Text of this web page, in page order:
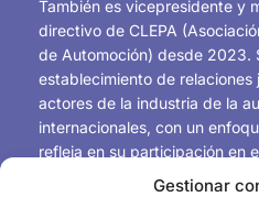
Gestionar
También es vicepresidente y
directivo de CLEPA
de Automoción) desde 2023.
establecimiento de
actores de la industria de la
internacionales, con un
refleja en su participación en
Internacional de Ministros de